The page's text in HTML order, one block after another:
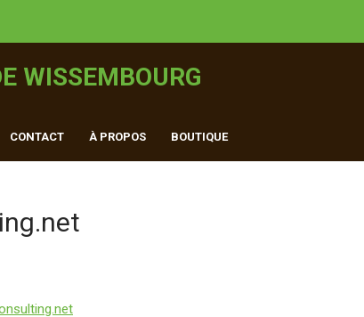
WISSEMBOURG
CONTACT À PROPOS BOUTIQUE